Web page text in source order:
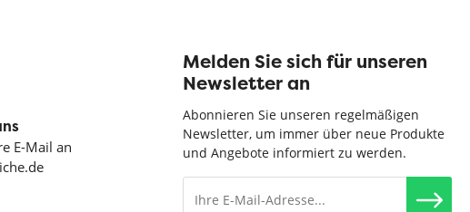
E-Mail an
Melden Sie sich für unseren
Newsletter an
Abonnieren Sie unseren regelmäßigen
Newsletter, um immer über neue Produkte
und Angebote informiert zu werden.